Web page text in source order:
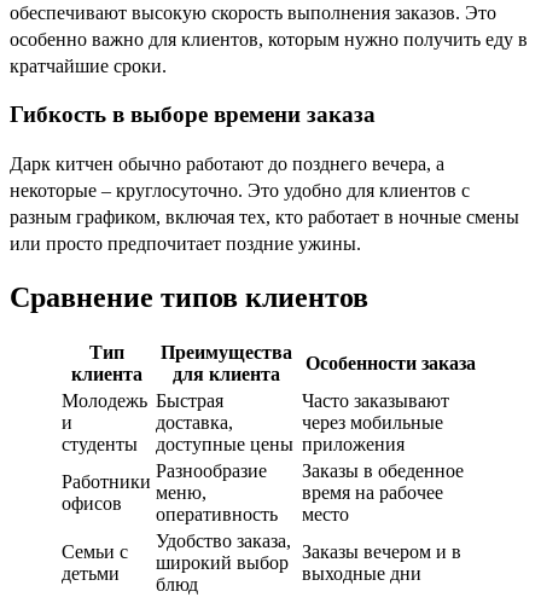
обеспечивают высокую скорость выполнения заказов. Это
особенно важно для клиентов, которым нужно получить еду в
кратчайшие сроки.
Гибкость в выборе времени заказа
Дарк китчен обычно работают до позднего вечера, а
некоторые – круглосуточно. Это удобно для клиентов с
разным графиком, включая тех, кто работает в ночные смены
или просто предпочитает поздние ужины.
Сравнение типов клиентов
Тип
клиента
Преимущества
для клиента
Особенности заказа
Молодежь
и
студенты
Быстрая
доставка,
доступные цены
Часто заказывают
через мобильные
приложения
Работники
офисов
Разнообразие
меню,
оперативность
Заказы в обеденное
время на рабочее
место
Семьи с
детьми
Удобство заказа,
широкий выбор
блюд
Заказы вечером и в
выходные дни